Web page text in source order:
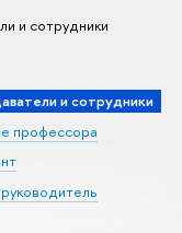
и сотрудники
и сотрудники
профессора